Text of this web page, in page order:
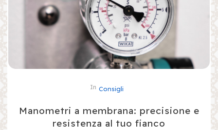
In Consigli
Manometri a membrana: precisione e
resistenza al tuo fianco